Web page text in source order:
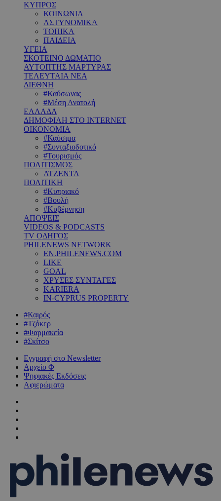
ΚΥΠΡΟΣ
ΚΟΙΝΩΝΙΑ
ΑΣΤΥΝΟΜΙΚΑ
ΤΟΠΙΚΑ
ΠΑΙΔΕΙΑ
ΥΓΕΙΑ
ΣΚΟΤΕΙΝΟ ΔΩΜΑΤΙΟ
ΑΥΤΟΠΤΗΣ ΜΑΡΤΥΡΑΣ
ΤΕΛΕΥΤΑΙΑ ΝΕΑ
ΔΙΕΘΝΗ
#Καύσωνας
#Μέση Ανατολή
ΕΛΛΑΔΑ
ΔΗΜΟΦΙΛΗ ΣΤΟ INTERNET
ΟΙΚΟΝΟΜΙΑ
#Καύσιμα
#Συνταξιοδοτικό
#Τουρισμός
ΠΟΛΙΤΙΣΜΟΣ
ΑΤΖΕΝΤΑ
ΠΟΛΙΤΙΚΗ
#Κυπριακό
#Βουλή
#Κυβέρνηση
ΑΠΟΨΕΙΣ
VIDEOS & PODCASTS
TV ΟΔΗΓΟΣ
PHILENEWS NETWORK
EN.PHILENEWS.COM
LIKE
GOAL
ΧΡΥΣΕΣ ΣΥΝΤΑΓΕΣ
KARIERA
IN-CYPRUS PROPERTY
#Καιρός
#Τζόκερ
#Φαρμακεία
#Σκίτσο
Εγγραφή στο Newsletter
Αρχείο Φ
Ψηφιακές Εκδόσεις
Αφιερώματα